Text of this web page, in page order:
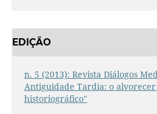
EDIÇÃO
n. 5 (2013): Revista Diálogos
Antiguidade Tardia: o
historiográfico"